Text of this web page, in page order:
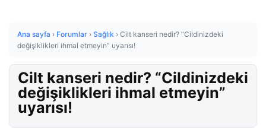
Ana sayfa › Forumlar › Sağlık › Cilt kanseri nedir? “Cildinizdeki
değişiklikleri ihmal etmeyin” uyarısı!
Cilt kanseri nedir? “Cildinizdeki
değişiklikleri ihmal etmeyin”
uyarısı!